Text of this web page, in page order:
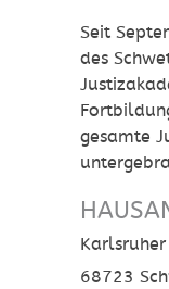
Seit
des
gesamte
68723